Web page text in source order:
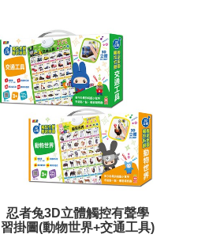
忍者兔3D立體觸控有聲學
習掛圖(動物世界+交通工具)